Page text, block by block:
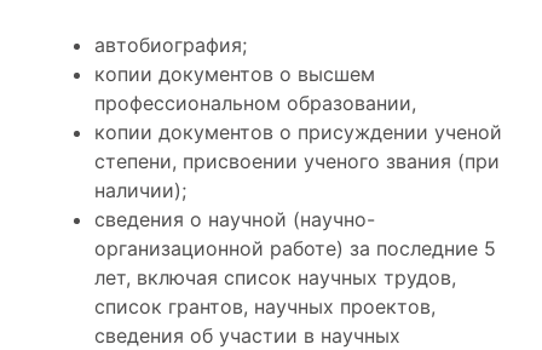
автобиография;
копии документов о высшем
профессиональном образовании,
копии документов о присуждении ученой
степени, присвоении ученого звания (при
наличии);
сведения о научной (научно-
организационной работе) за последние 5
лет, включая список научных трудов,
список грантов, научных проектов,
сведения об участии в научных